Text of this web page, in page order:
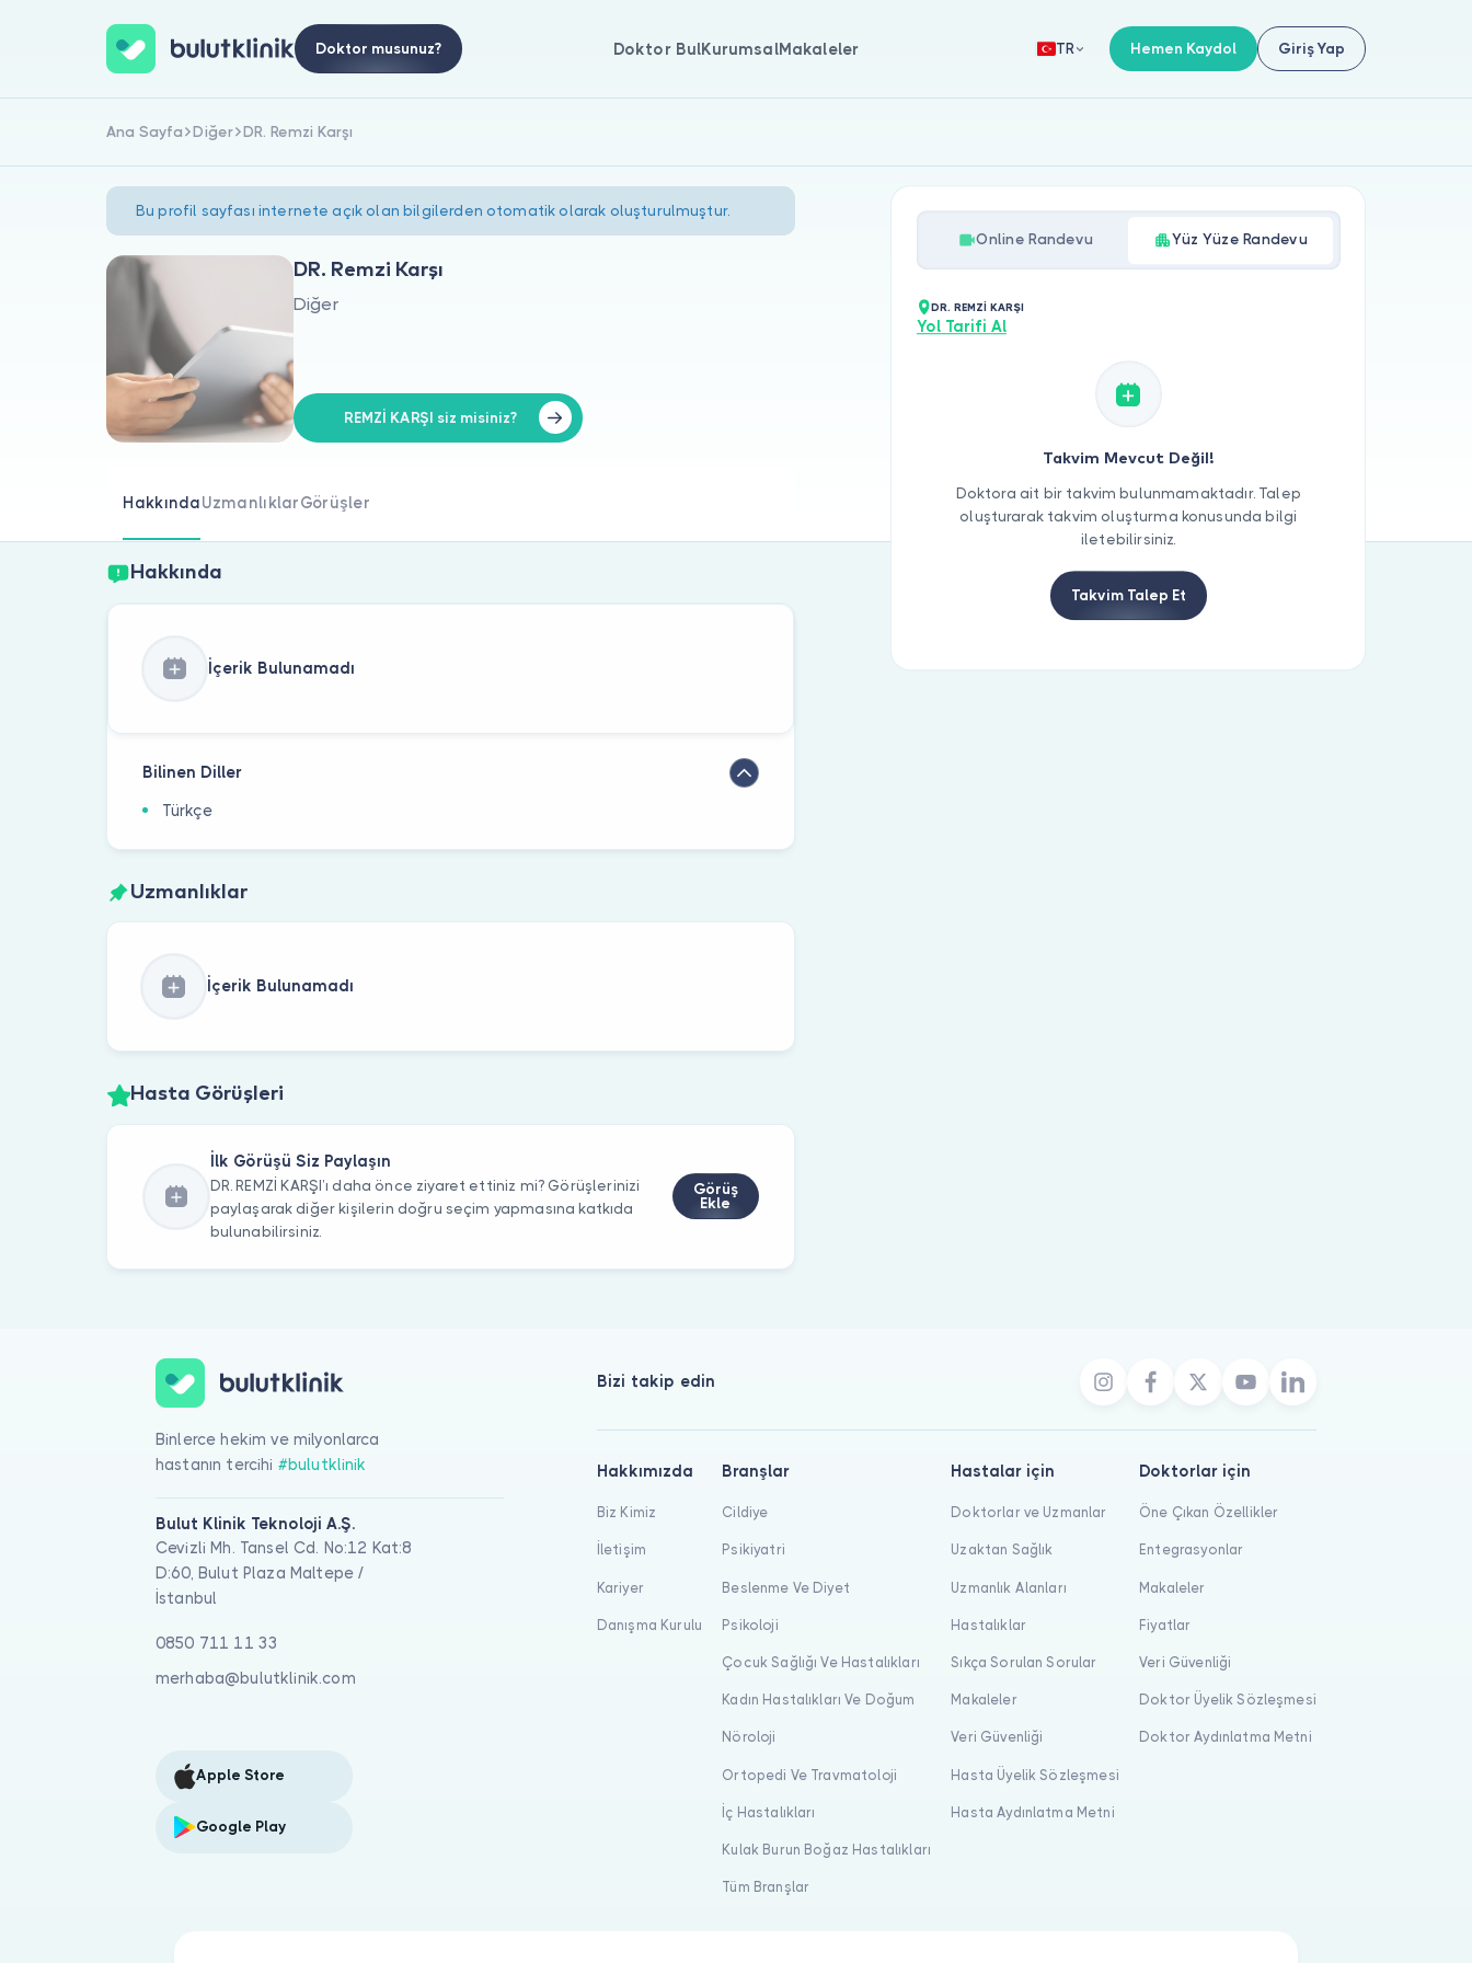
Doktor musunuz? Doktor BulKurumsalMakaleler TR Hemen Kaydol Giriş Yap
Ana Sayfa Diğer DR. Remzi Karşı
Bu profil sayfası internete açık olan bilgilerden otomatik olarak oluşturulmuştur.
DR. Remzi Karşı
Diğer
REMZİ KARŞI siz misiniz?
HakkındaUzmanlıklarGörüşler
Hakkında
İçerik Bulunamadı
Bilinen Diller
Türkçe
Uzmanlıklar
İçerik Bulunamadı
Hasta Görüşleri
İlk Görüşü Siz Paylaşın
DR. REMZİ KARŞI’ı daha önce ziyaret ettiniz mi? Görüşlerinizi
paylaşarak diğer kişilerin doğru seçim yapmasına katkıda
bulunabilirsiniz.
Görüş
Ekle
Online Randevu Yüz Yüze Randevu
DR. REMZİ KARŞI
Yol Tarifi Al
Takvim Mevcut Değil!
Doktora ait bir takvim bulunmamaktadır. Talep
oluşturarak takvim oluşturma konusunda bilgi
iletebilirsiniz.
Takvim Talep Et
Binlerce hekim ve milyonlarca
hastanın tercihi #bulutklinik
Bulut Klinik Teknoloji A.Ş.
Cevizli Mh. Tansel Cd. No:12 Kat:8
D:60, Bulut Plaza Maltepe /
İstanbul
0850 711 11 33
merhaba@bulutklinik.com
Apple Store
Google Play
Bizi takip edin
Hakkımızda
Biz Kimiz
İletişim
Kariyer
Danışma Kurulu
Branşlar
Cildiye
Psikiyatri
Beslenme Ve Diyet
Psikoloji
Çocuk Sağlığı Ve Hastalıkları
Kadın Hastalıkları Ve Doğum
Nöroloji
Ortopedi Ve Travmatoloji
İç Hastalıkları
Kulak Burun Boğaz Hastalıkları
Tüm Branşlar
Hastalar için
Doktorlar ve Uzmanlar
Uzaktan Sağlık
Uzmanlık Alanları
Hastalıklar
Sıkça Sorulan Sorular
Makaleler
Veri Güvenliği
Hasta Üyelik Sözleşmesi
Hasta Aydınlatma Metni
Doktorlar için
Öne Çıkan Özellikler
Entegrasyonlar
Makaleler
Fiyatlar
Veri Güvenliği
Doktor Üyelik Sözleşmesi
Doktor Aydınlatma Metni